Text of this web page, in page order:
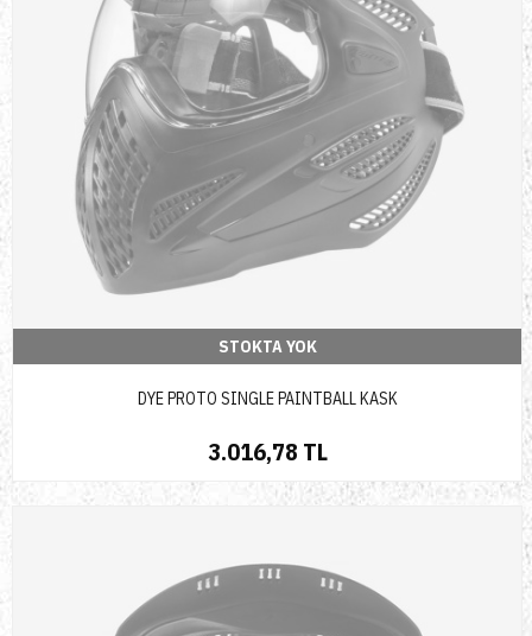
STOKTA YOK
DYE PROTO SINGLE PAINTBALL KASK
3.016,78 TL